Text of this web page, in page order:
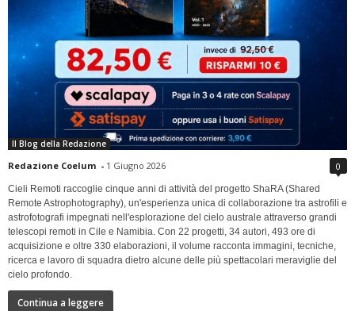
Il Blog della Redazione
Redazione Coelum - 1 Giugno 2026 0
Cieli Remoti raccoglie cinque anni di attività del progetto ShaRA (Shared
Remote Astrophotography), un'esperienza unica di collaborazione tra astrofili e
astrofotografi impegnati nell'esplorazione del cielo australe attraverso grandi
telescopi remoti in Cile e Namibia. Con 22 progetti, 34 autori, 493 ore di
acquisizione e oltre 330 elaborazioni, il volume racconta immagini, tecniche,
ricerca e lavoro di squadra dietro alcune delle più spettacolari meraviglie del
cielo profondo.
Continua a leggere